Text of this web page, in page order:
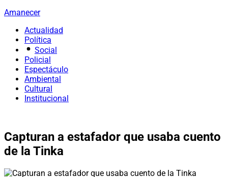
Amanecer
Actualidad
Política
Social
Policial
Espectáculo
Ambiental
Cultural
Institucional
Capturan a estafador que usaba cuento
de la Tinka